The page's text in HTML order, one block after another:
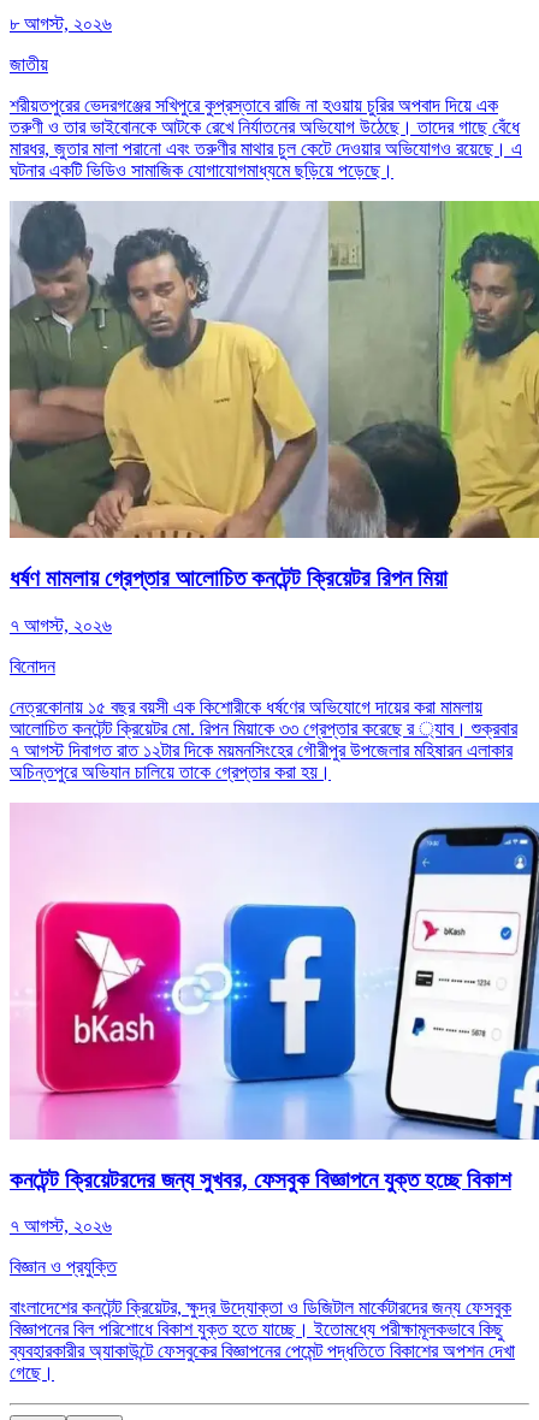
৮ আগস্ট, ২০২৬
জাতীয়
শরীয়তপুরের ভেদরগঞ্জের সখিপুরে কুপ্রস্তাবে রাজি না হওয়ায় চুরির অপবাদ দিয়ে এক
তরুণী ও তার ভাইবোনকে আটকে রেখে নির্যাতনের অভিযোগ উঠেছে। তাদের গাছে বেঁধে
মারধর, জুতার মালা পরানো এবং তরুণীর মাথার চুল কেটে দেওয়ার অভিযোগও রয়েছে। এ
ঘটনার একটি ভিডিও সামাজিক যোগাযোগমাধ্যমে ছড়িয়ে পড়েছে।
ধর্ষণ মামলায় গ্রেপ্তার আলোচিত কনটেন্ট ক্রিয়েটর রিপন মিয়া
৭ আগস্ট, ২০২৬
বিনোদন
নেত্রকোনায় ১৫ বছর বয়সী এক কিশোরীকে ধর্ষণের অভিযোগে দায়ের করা মামলায়
আলোচিত কনটেন্ট ক্রিয়েটর মো. রিপন মিয়াকে ৩৩ গ্রেপ্তার করেছে র ্যাব। শুক্রবার
৭ আগস্ট দিবাগত রাত ১২টার দিকে ময়মনসিংহের গৌরীপুর উপজেলার মহিষারন এলাকার
অচিন্তপুরে অভিযান চালিয়ে তাকে গ্রেপ্তার করা হয়।
কনটেন্ট ক্রিয়েটরদের জন্য সুখবর, ফেসবুক বিজ্ঞাপনে যুক্ত হচ্ছে বিকাশ
৭ আগস্ট, ২০২৬
বিজ্ঞান ও প্রযুক্তি
বাংলাদেশের কনটেন্ট ক্রিয়েটর, ক্ষুদ্র উদ্যোক্তা ও ডিজিটাল মার্কেটারদের জন্য ফেসবুক
বিজ্ঞাপনের বিল পরিশোধে বিকাশ যুক্ত হতে যাচ্ছে। ইতোমধ্যে পরীক্ষামূলকভাবে কিছু
ব্যবহারকারীর অ্যাকাউন্টে ফেসবুকের বিজ্ঞাপনের পেমেন্ট পদ্ধতিতে বিকাশের অপশন দেখা
গেছে।